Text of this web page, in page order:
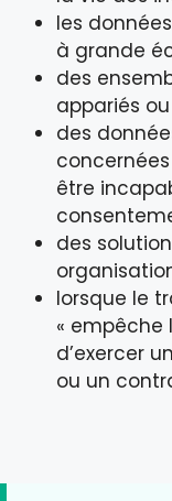
les
à grande
des
appariés
des
être
des
lorsque le
« empêche
d’exercer
ou un